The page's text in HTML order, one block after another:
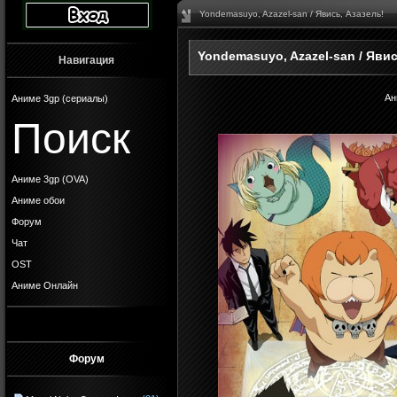
Навигация
Аниме 3gp (сериалы)
Поиск
Аниме 3gp (OVA)
Аниме обои
Форум
Чат
OST
Аниме Онлайн
Форум
Yondemasuyo, Azazel-san / Явись, Азазель!
Yondemasuyo, Azazel-san /